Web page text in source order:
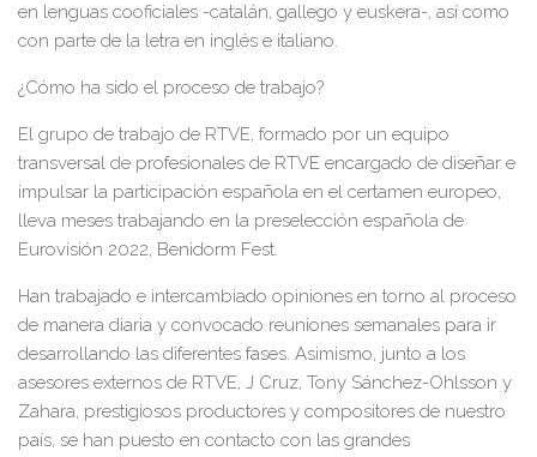
en lenguas cooficiales -catalán, gallego y euskera-, así como
con parte de la letra en inglés e italiano.
¿Cómo ha sido el proceso de trabajo?
El grupo de trabajo de RTVE, formado por un equipo
transversal de profesionales de RTVE encargado de diseñar e
impulsar la participación española en el certamen europeo,
lleva meses trabajando en la preselección española de
Eurovisión 2022, Benidorm Fest.
Han trabajado e intercambiado opiniones en torno al proceso
de manera diaria y convocado reuniones semanales para ir
desarrollando las diferentes fases. Asimismo, junto a los
asesores externos de RTVE, J Cruz, Tony Sánchez-Ohlsson y
Zahara, prestigiosos productores y compositores de nuestro
país, se han puesto en contacto con las grandes